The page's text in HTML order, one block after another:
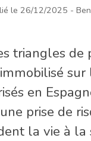
le 26/12/2025 -
triangles de
en
prise de
la vie à la